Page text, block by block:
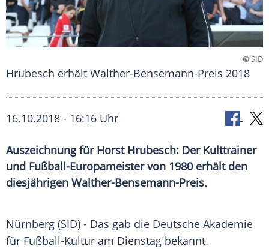
©SID
Hrubesch erhält Walther-Bensemann-Preis 2018
16.10.2018 - 16:16 Uhr
Auszeichnung für Horst Hrubesch: Der Kulttrainer
und Fußball-Europameister von 1980 erhält den
diesjährigen Walther-Bensemann-Preis.
Nürnberg (SID) - Das gab die Deutsche Akademie
für Fußball-Kultur am Dienstag bekannt.